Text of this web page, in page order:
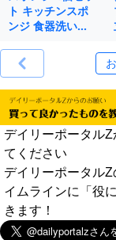
ト キッチンスポ
ンジ 食器洗い…
デイリーポータル
てください
デイリーポータル
イムラインに「役
きます！